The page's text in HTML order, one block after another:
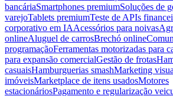
bancáriaSmartphones premiumSoluções de
varejoTablets premiumTeste de APIs
corporativo em IAAcessórios para noivas
onlineAluguel de carrosBrechó online
programaçãoFerramentas motorizadas para
para expansão comercialGestão de frotas
casuaisHamburguerias smashMarketing
imóveisMarketplace de itens usadosMotores
estacionáriosPagamento e regularização